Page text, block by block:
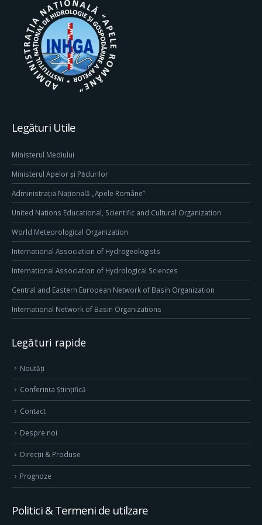
Legături Utile
Ministerul Mediului
Ministerul Apelor și Pădurilor
Administrația Națională „Apele Române”
United Nations Educational, Scientific and Cultural Organization
World Meteorological Organization
International Association of Hydrogeologists
International Association of Hydrological Sciences
Central and Eastern European Network of Basin Organization
International Network of Basin Organizations
Legături rapide
Noutăți
Conferința Științifică
Contact
Despre noi
Direcţii & Produse
Prognoze
Politici & Termeni de utilzare